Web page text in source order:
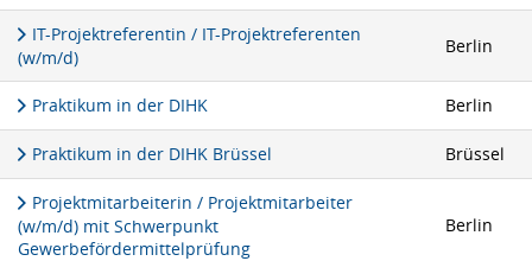
IT-Projektreferentin / IT-Projektreferenten
(w/m/d)
Berlin
Praktikum in der DIHK Berlin
Praktikum in der DIHK Brüssel Brüssel
Projektmitarbeiterin / Projektmitarbeiter
(w/m/d) mit Schwerpunkt
Gewerbefördermittelprüfung
Berlin